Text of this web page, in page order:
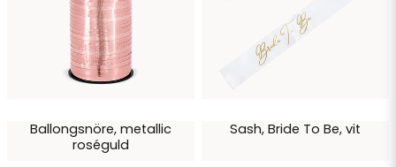
Ballongsnöre, metallic
roséguld
Sash, Bride To Be, vit